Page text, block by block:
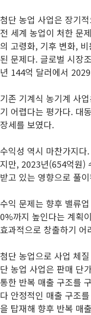
첨단 농업 사업은 장기
전 세계 농업이 처한 문
의 고령화, 기후 변화,
된 문제다. 글로벌 시장
년 144억 달러에서
기존 기계식 농기계 사
기 어렵다는 평가다. 대
장세를 보였다.
수익성 역시 마찬가지
지만, 2023년(654억원)
받고 있는 영향으로 풀
수익 문제는 향후 밸류
0%까지 높인다는 계획
효과적으로 창출하기 어
첨단 농업으로 사업 체
단 농업 사업은 판매 단
통한 반복 매출 구조를
다 안정적인 매출 구조
을 탑재해 향후 반복 매